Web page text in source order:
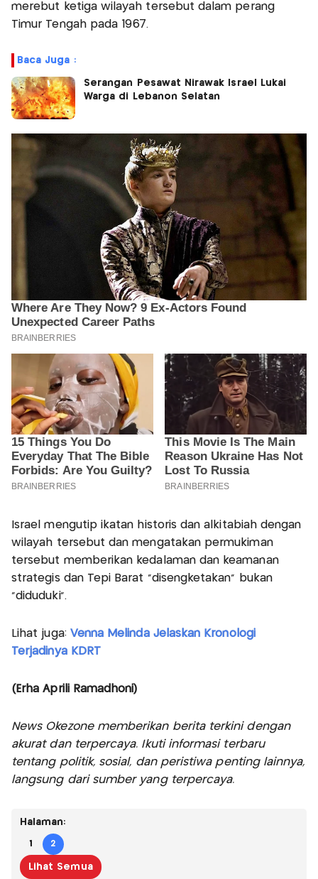
merebut ketiga wilayah tersebut dalam perang
Timur Tengah pada 1967.
Baca Juga :
Serangan Pesawat Nirawak Israel Lukai
Warga di Lebanon Selatan
Israel mengutip ikatan historis dan alkitabiah dengan
wilayah tersebut dan mengatakan permukiman
tersebut memberikan kedalaman dan keamanan
strategis dan Tepi Barat "disengketakan" bukan
"diduduki".
Lihat juga: Venna Melinda Jelaskan Kronologi
Terjadinya KDRT
(Erha Aprili Ramadhoni)
News Okezone memberikan berita terkini dengan
akurat dan terpercaya. Ikuti informasi terbaru
tentang politik, sosial, dan peristiwa penting lainnya,
langsung dari sumber yang terpercaya.
Halaman:
1 2
Lihat Semua